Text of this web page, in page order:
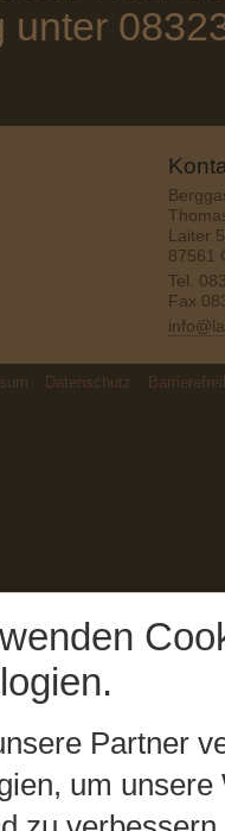
unter
Laiter 5
87561
Tel.
Fax
Datenschutz
Partner
um